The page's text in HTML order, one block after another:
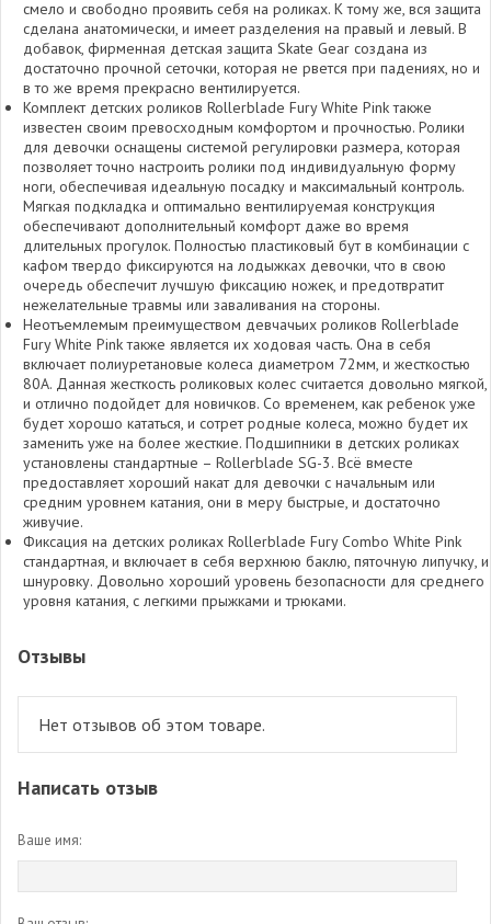
смело и свободно проявить себя на роликах. К тому же, вся защита
сделана анатомически, и имеет разделения на правый и левый. В
добавок, фирменная детская защита Skate Gear создана из
достаточно прочной сеточки, которая не рвется при падениях, но и
в то же время прекрасно вентилируется.
Комплект детских роликов Rollerblade Fury White Pink также
известен своим превосходным комфортом и прочностью. Ролики
для девочки оснащены системой регулировки размера, которая
позволяет точно настроить ролики под индивидуальную форму
ноги, обеспечивая идеальную посадку и максимальный контроль.
Мягкая подкладка и оптимально вентилируемая конструкция
обеспечивают дополнительный комфорт даже во время
длительных прогулок. Полностью пластиковый бут в комбинации с
кафом твердо фиксируются на лодыжках девочки, что в свою
очередь обеспечит лучшую фиксацию ножек, и предотвратит
нежелательные травмы или заваливания на стороны.
Неотъемлемым преимуществом девчачьих роликов Rollerblade
Fury White Pink также является их ходовая часть. Она в себя
включает полиуретановые колеса диаметром 72мм, и жесткостью
80А. Данная жесткость роликовых колес считается довольно мягкой,
и отлично подойдет для новичков. Со временем, как ребенок уже
будет хорошо кататься, и сотрет родные колеса, можно будет их
заменить уже на более жесткие. Подшипники в детских роликах
установлены стандартные – Rollerblade SG-3. Всё вместе
предоставляет хороший накат для девочки с начальным или
средним уровнем катания, они в меру быстрые, и достаточно
живучие.
Фиксация на детских роликах Rollerblade Fury Combo White Pink
стандартная, и включает в себя верхнюю баклю, пяточную липучку, и
шнуровку. Довольно хороший уровень безопасности для среднего
уровня катания, с легкими прыжками и трюками.
Отзывы
Нет отзывов об этом товаре.
Написать отзыв
Ваше имя: